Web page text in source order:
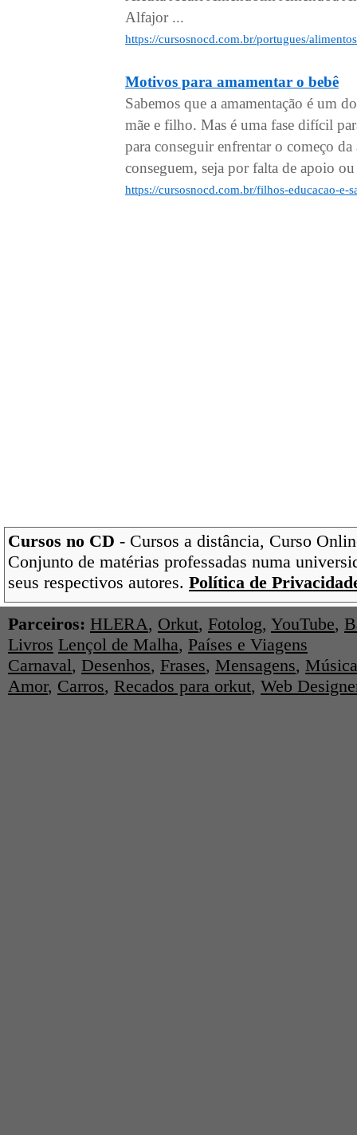
Alfajor ...
https://cursosnocd.com.br/portugues/
Motivos para amamentar o bebê
Sabemos que a amamentação é um
mãe e filho. Mas é uma fase difícil
para conseguir enfrentar o começo
conseguem, seja por falta de apoio
https://cursosnocd.com.br/filhos-educacao-e-
Cursos no CD - Cursos a distância, Curso
Conjunto de matérias professadas numa
seus respectivos autores. Política de
Parceiros: HLERA, Orkut, Fotolog, YouTube,
Livros Lençol de Malha, Países e Viagens
Carnaval, Desenhos, Frases, Mensagens,
Amor, Carros, Recados para orkut, Web